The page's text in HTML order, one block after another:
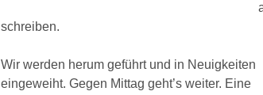
schreiben.
Wir werden herum geführt und in Neuigkeiten
eingeweiht. Gegen Mittag geht’s weiter. Eine